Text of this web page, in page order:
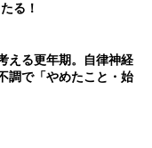
る！
える更年期。自律神経
調で「やめたこと・始